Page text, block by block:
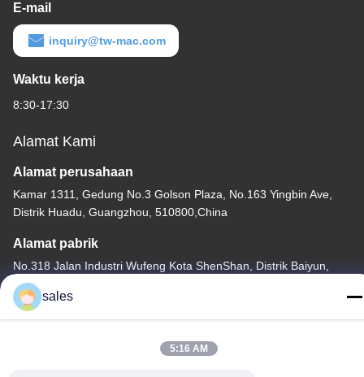
E-mail
inquiry@tw-mac.com
Waktu kerja
8:30-17:30
Alamat Kami
Alamat perusahaan
Kamar 1311, Gedung No.3 Golson Plaza, No.163 Yingbin Ave,
Distrik Huadu, Guangzhou, 510800,China
Alamat pabrik
No.318 Jalan Industri Wufeng Kota ShenShan, Distrik Baiyun,
GuangZhou, 510460, Cina
tel
sales
5:16 AM